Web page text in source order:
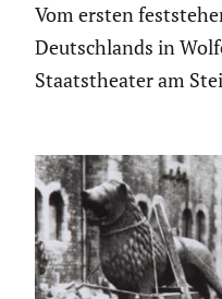
Vom ersten
Deutschlands in
Staatstheater am